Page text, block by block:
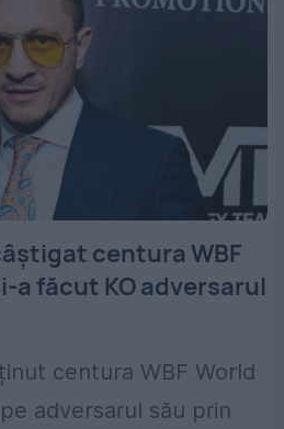
centura WBF
a făcut KO adversarul
centura WBF World
adversarul său prin